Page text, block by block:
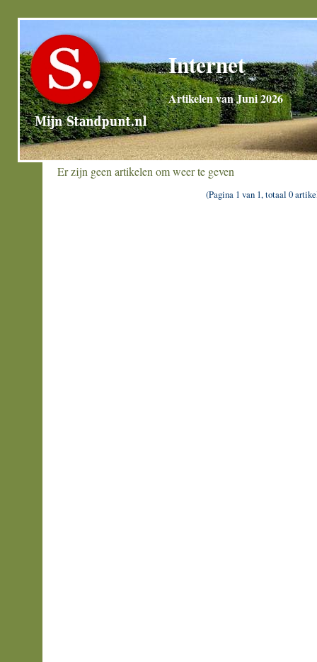
Internet
Artikelen van Juni 2026
Er zijn geen artikelen om weer te geven
(Pagina 1 van 1, totaal 0